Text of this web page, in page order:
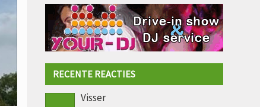
RECENTE REACTIES
Visser